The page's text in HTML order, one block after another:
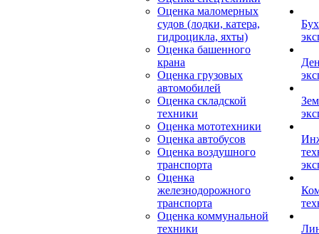
Оценка маломерных
судов (лодки, катера,
гидроцикла, яхты)
Оценка башенного
крана
Оценка грузовых
автомобилей
Оценка складской
техники
Оценка мототехники
Оценка автобусов
Оценка воздушного
транспорта
Оценка
железнодорожного
транспорта
Оценка коммунальной
техники